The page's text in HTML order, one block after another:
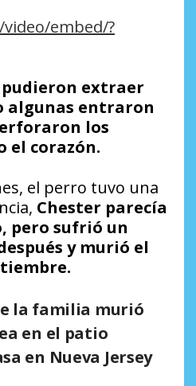
embed/?
extraer
algunas entraron
los
el corazón.
el perro tuvo una
Chester parecía
pero sufrió un
y murió el
la familia murió
en el patio
en Nueva Jersey